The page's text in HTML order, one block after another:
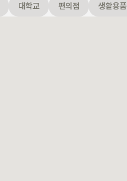
대학교 편의점 생활용